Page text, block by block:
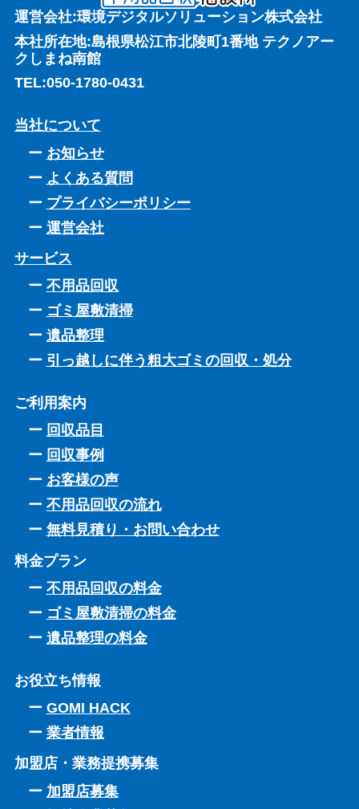
運営会社:環境デジタルソリューション株式会社
本社所在地:島根県松江市北陵町1番地 テクノアー
クしまね南館
TEL:050-1780-0431
当社について
お知らせ
よくある質問
プライバシーポリシー
運営会社
サービス
不用品回収
ゴミ屋敷清掃
遺品整理
引っ越しに伴う粗大ゴミの回収・処分
ご利用案内
回収品目
回収事例
お客様の声
不用品回収の流れ
無料見積り・お問い合わせ
料金プラン
不用品回収の料金
ゴミ屋敷清掃の料金
遺品整理の料金
お役立ち情報
GOMI HACK
業者情報
加盟店・業務提携募集
加盟店募集